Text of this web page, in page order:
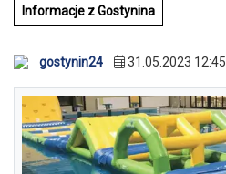
Informacje z Gostynina
gostynin24 31.05.2023 12:45